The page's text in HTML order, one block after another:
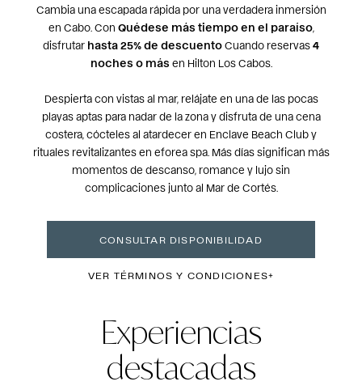
Cambia una escapada rápida por una verdadera inmersión
en Cabo. Con Quédese más tiempo en el paraíso,
disfrutar hasta 25% de descuento Cuando reservas 4
noches o más en Hilton Los Cabos.
Despierta con vistas al mar, relájate en una de las pocas
playas aptas para nadar de la zona y disfruta de una cena
costera, cócteles al atardecer en Enclave Beach Club y
rituales revitalizantes en eforea spa. Más días significan más
momentos de descanso, romance y lujo sin
complicaciones junto al Mar de Cortés.
CONSULTAR DISPONIBILIDAD
VER TÉRMINOS Y CONDICIONES
Experiencias
destacadas